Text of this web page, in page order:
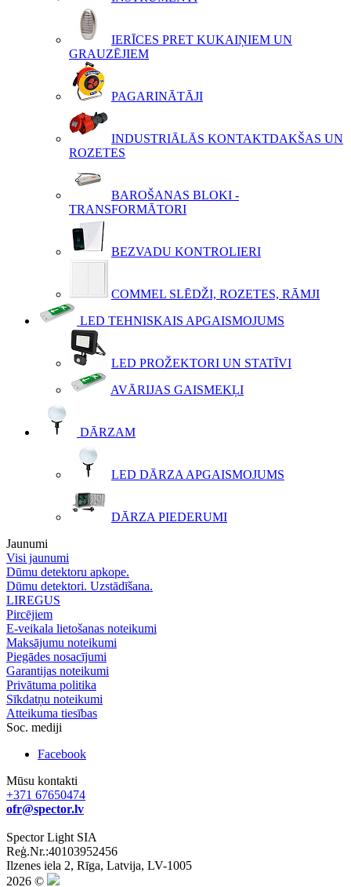
IERĪCES PRET KUKAIŅIEM UN
GRAUZĒJIEM
PAGARINĀTĀJI
INDUSTRIĀLĀS KONTAKTDAKŠAS UN
ROZETES
BAROŠANAS BLOKI -
TRANSFORMĀTORI
BEZVADU KONTROLIERI
COMMEL SLĒDŽI, ROZETES, RĀMJI
LED TEHNISKAIS APGAISMOJUMS
LED PROŽEKTORI UN STATĪVI
AVĀRIJAS GAISMEKĻI
DĀRZAM
LED DĀRZA APGAISMOJUMS
DĀRZA PIEDERUMI
Jaunumi
Visi jaunumi
Dūmu detektoru apkope.
Dūmu detektori. Uzstādīšana.
LIREGUS
Pircējiem
E-veikala lietošanas noteikumi
Maksājumu noteikumi
Piegādes nosacījumi
Garantijas noteikumi
Privātuma politika
Sīkdatņu noteikumi
Atteikuma tiesības
Soc. mediji
Facebook
Mūsu kontakti
+371 67650474
ofr@spector.lv
Spector Light SIA
Reģ.Nr.:40103952456
Ilzenes iela 2, Rīga, Latvija, LV-1005
2026 ©